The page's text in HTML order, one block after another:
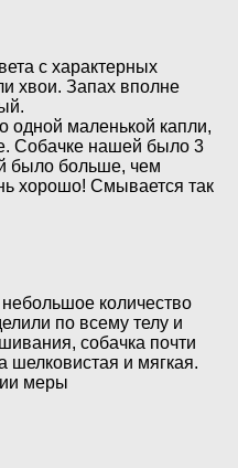
с характерных
хвои. Запах вполне
одной маленькой капли,
Собачке нашей было 3
было больше, чем
хорошо! Смывается так
количество
по всему телу и
собачка почти
шелковистая и мягкая.
меры